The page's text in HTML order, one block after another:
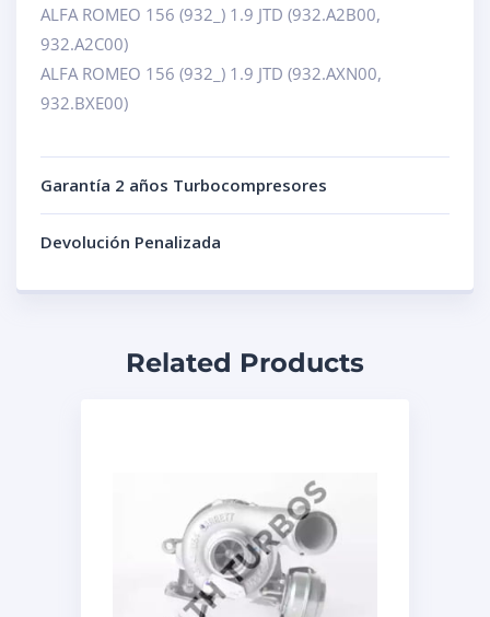
ALFA ROMEO 156 (932_) 1.9 JTD (932.A2B00,
932.A2C00)
ALFA ROMEO 156 (932_) 1.9 JTD (932.AXN00,
932.BXE00)
Garantía 2 años Turbocompresores
Devolución Penalizada
Related Products